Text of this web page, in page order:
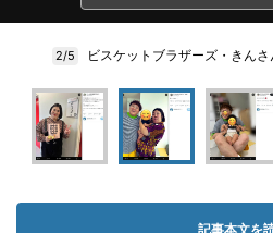
2/5 ビスケットブラザーズ・きん
記事本文を